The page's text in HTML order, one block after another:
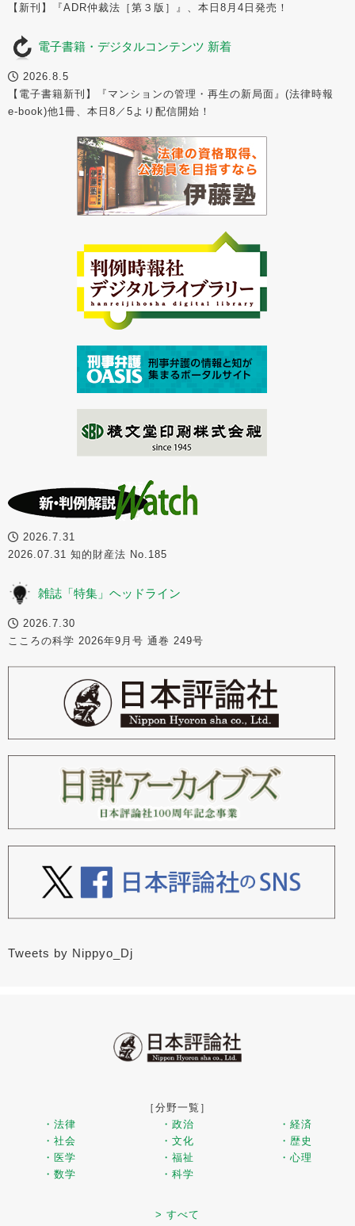
【新刊】『ADR仲裁法［第３版］』、本日8月4日発売！
電子書籍・デジタルコンテンツ 新着
2026.8.5
【電子書籍新刊】『マンションの管理・再生の新局面』(法律時報
e-book)他1冊、本日8／5より配信開始！
2026.7.31
2026.07.31 知的財産法 No.185
雑誌「特集」ヘッドライン
2026.7.30
こころの科学 2026年9月号 通巻 249号
Tweets by Nippyo_Dj
［分野一覧］
・法律
・政治
・経済
・社会
・文化
・歴史
・医学
・福祉
・心理
・数学
・科学
> すべて